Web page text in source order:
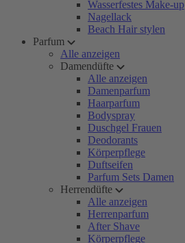
Wasserfestes Make-up
Nagellack
Beach Hair stylen
Parfum
Alle anzeigen
Damendüfte
Alle anzeigen
Damenparfum
Haarparfum
Bodyspray
Duschgel Frauen
Deodorants
Körperpflege
Duftseifen
Parfum Sets Damen
Herrendüfte
Alle anzeigen
Herrenparfum
After Shave
Körperpflege